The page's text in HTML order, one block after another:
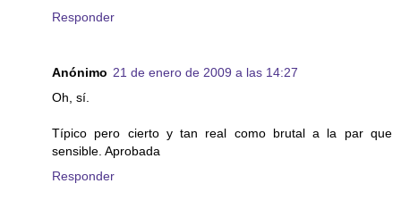
Responder
Anónimo 21 de enero de 2009 a las 14:27
Oh, sí.
Típico pero cierto y tan real como brutal a la par que
sensible. Aprobada
Responder